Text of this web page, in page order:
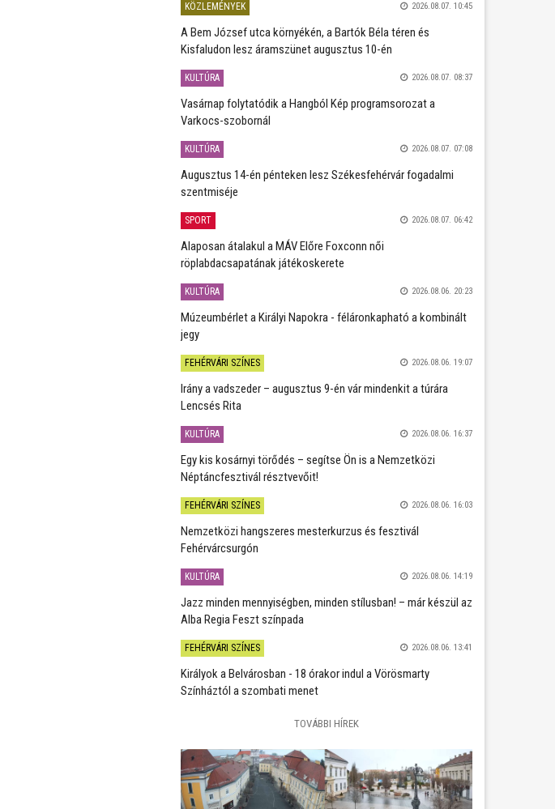
KÖZLEMÉNYEK 2026.08.07. 10:45
A Bem József utca környékén, a Bartók Béla téren és
Kisfaludon lesz áramszünet augusztus 10-én
KULTÚRA 2026.08.07. 08:37
Vasárnap folytatódik a Hangból Kép programsorozat a
Varkocs-szobornál
KULTÚRA 2026.08.07. 07:08
Augusztus 14-én pénteken lesz Székesfehérvár fogadalmi
szentmiséje
SPORT 2026.08.07. 06:42
Alaposan átalakul a MÁV Előre Foxconn női
röplabdacsapatának játékoskerete
KULTÚRA 2026.08.06. 20:23
Múzeumbérlet a Királyi Napokra - féláronkapható a kombinált
jegy
FEHÉRVÁRI SZÍNES 2026.08.06. 19:07
Irány a vadszeder – augusztus 9-én vár mindenkit a túrára
Lencsés Rita
KULTÚRA 2026.08.06. 16:37
Egy kis kosárnyi törődés – segítse Ön is a Nemzetközi
Néptáncfesztivál résztvevőit!
FEHÉRVÁRI SZÍNES 2026.08.06. 16:03
Nemzetközi hangszeres mesterkurzus és fesztivál
Fehérvárcsurgón
KULTÚRA 2026.08.06. 14:19
Jazz minden mennyiségben, minden stílusban! – már készül az
Alba Regia Feszt színpada
FEHÉRVÁRI SZÍNES 2026.08.06. 13:41
Királyok a Belvárosban - 18 órakor indul a Vörösmarty
Színháztól a szombati menet
TOVÁBBI HÍREK